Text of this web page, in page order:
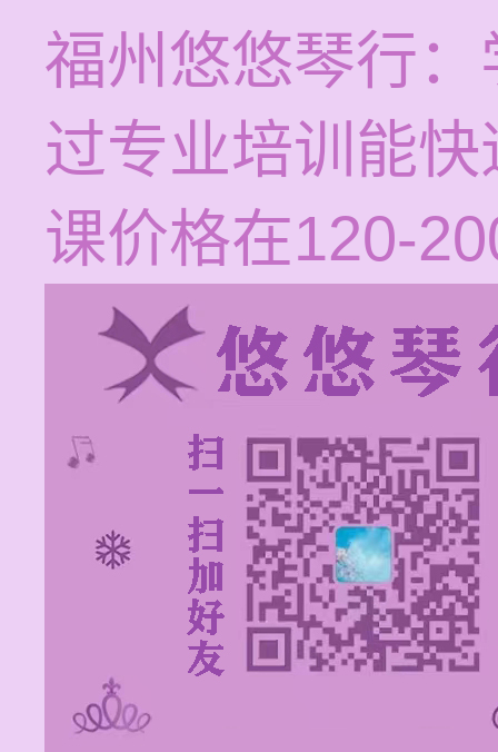
福州悠悠琴行
过专业培训能
课价格在120-